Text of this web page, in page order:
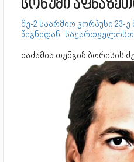
სოხუმი
მე-2 საარმიო კორპუსი 23-
წიგნიდან
ძაძამია თენგიზ ბორისის ძე